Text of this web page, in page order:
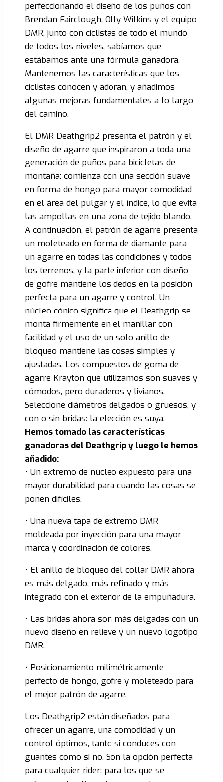
perfeccionando el diseño de los puños con
Brendan Fairclough, Olly Wilkins y el equipo
DMR, junto con ciclistas de todo el mundo
de todos los niveles, sabíamos que
estábamos ante una fórmula ganadora.
Mantenemos las características que los
ciclistas conocen y adoran, y añadimos
algunas mejoras fundamentales a lo largo
del camino.
El DMR Deathgrip2 presenta el patrón y el
diseño de agarre que inspiraron a toda una
generación de puños para bicicletas de
montaña: comienza con una sección suave
en forma de hongo para mayor comodidad
en el área del pulgar y el índice, lo que evita
las ampollas en una zona de tejido blando.
A continuación, el patrón de agarre presenta
un moleteado en forma de diamante para
un agarre en todas las condiciones y todos
los terrenos, y la parte inferior con diseño
de gofre mantiene los dedos en la posición
perfecta para un agarre y control. Un
núcleo cónico significa que el Deathgrip se
monta firmemente en el manillar con
facilidad y el uso de un solo anillo de
bloqueo mantiene las cosas simples y
ajustadas. Los compuestos de goma de
agarre Krayton que utilizamos son suaves y
cómodos, pero duraderos y livianos.
Seleccione diámetros delgados o gruesos, y
con o sin bridas: la elección es suya.
Hemos tomado las características
ganadoras del Deathgrip y luego le hemos
añadido:
• Un extremo de núcleo expuesto para una
mayor durabilidad para cuando las cosas se
ponen difíciles.
• Una nueva tapa de extremo DMR
moldeada por inyección para una mayor
marca y coordinación de colores.
• El anillo de bloqueo del collar DMR ahora
es más delgado, más refinado y más
integrado con el exterior de la empuñadura.
• Las bridas ahora son más delgadas con un
nuevo diseño en relieve y un nuevo logotipo
DMR.
• Posicionamiento milimétricamente
perfecto de hongo, gofre y moleteado para
el mejor patrón de agarre.
Los Deathgrip2 están diseñados para
ofrecer un agarre, una comodidad y un
control óptimos, tanto si conduces con
guantes como si no. Son la opción perfecta
para cualquier rider: para los que se